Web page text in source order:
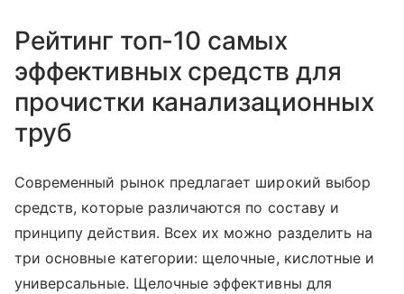
Рейтинг топ-10 самых
эффективных средств для
прочистки канализационных
труб
Современный рынок предлагает широкий выбор
средств, которые различаются по составу и
принципу действия. Всех их можно разделить на
три основные категории: щелочные, кислотные и
универсальные. Щелочные эффективны для